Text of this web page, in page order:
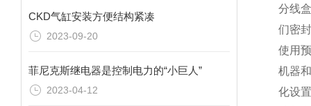
CKD气缸安装方便结构紧凑
2023-09-20
菲尼克斯继电器是控制电力的“小巨人”
2023-04-12
分线
们密
使用
机器
化设